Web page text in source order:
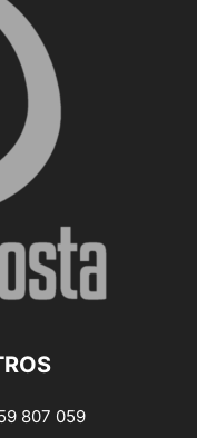
807 059